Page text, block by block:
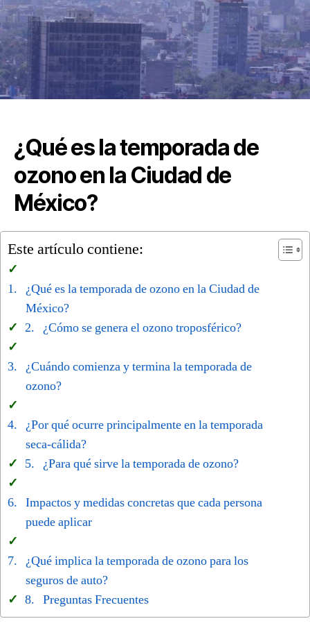
¿Qué es la temporada de
ozono en la Ciudad de
México?
Este artículo contiene:
¿Qué es la temporada de ozono en la Ciudad de
México?
¿Cómo se genera el ozono troposférico?
¿Cuándo comienza y termina la temporada de
ozono?
¿Por qué ocurre principalmente en la temporada
seca-cálida?
¿Para qué sirve la temporada de ozono?
Impactos y medidas concretas que cada persona
puede aplicar
¿Qué implica la temporada de ozono para los
seguros de auto?
Preguntas Frecuentes